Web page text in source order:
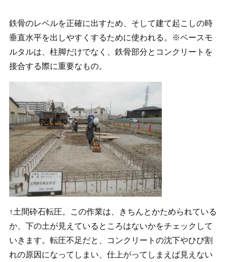
鉄骨のレベルを正確に出すため、そして建て起こしの時
垂直水平を出しやすくするために使われる。※ベースモ
ルタルは、柱脚だけでなく、鉄骨部分とコンクリートを
接合する際に重要なもの。
↑土間砕石転圧。この作業は、きちんとかためられている
か、下の土が見えているところはないかをチェックして
いきます。転圧不足だと、コンクリートの沈下やひび割
れの原因になってしまい、仕上がってしまえば見えない